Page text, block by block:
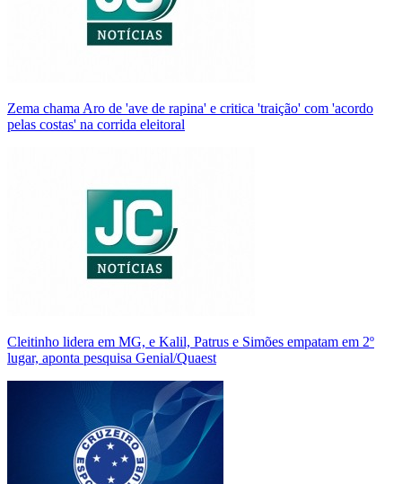
Zema chama Aro de 'ave de rapina' e critica 'traição' com 'acordo
pelas costas' na corrida eleitoral
Cleitinho lidera em MG, e Kalil, Patrus e Simões empatam em 2º
lugar, aponta pesquisa Genial/Quaest